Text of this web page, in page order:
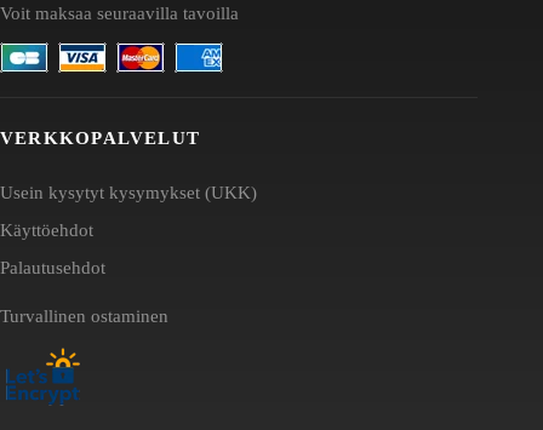
Voit maksaa seuraavilla tavoilla
VERKKOPALVELUT
Usein kysytyt kysymykset (UKK)
Käyttöehdot
Palautusehdot
Turvallinen ostaminen